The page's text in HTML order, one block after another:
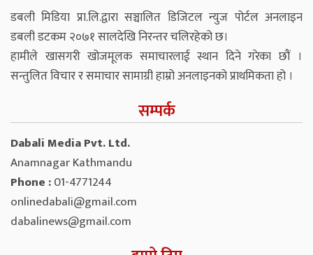
डबली मिडिया प्रा.लि.द्वारा सञ्चालित डिजिटल न्युज पोर्टल अनलाइन
डबली डटकम २०७१ सालदेखि निरन्तर चलिरहेको छ।
हामीले खासगरी खोजमूलक समाचारलाई स्थान दिने गरेका छौं ।
सन्तुलित विचार र समाचार सामाग्री हाम्रो अनलाइनको प्राथमिकता हो ।
सम्पर्क
Dabali Media Pvt. Ltd.
Anamnagar Kathmandu
Phone :01-4771244
onlinedabali@gmail.com
dabalinews@gmail.com